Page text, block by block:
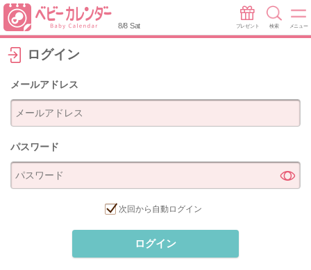
8/8 Sat プレゼント 検索 メニュー
ログイン
メールアドレス
パスワード
次回から自動ログイン
ログイン